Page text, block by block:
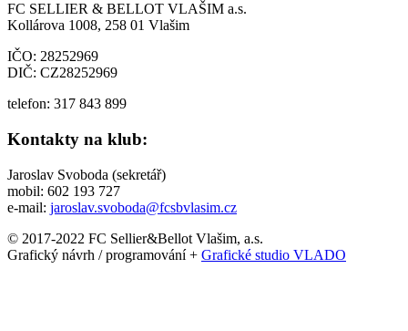
FC SELLIER & BELLOT VLAŠIM a.s.
Kollárova 1008, 258 01 Vlašim
IČO: 28252969
DIČ: CZ28252969
telefon: 317 843 899
Kontakty na klub:
Jaroslav Svoboda (sekretář)
mobil: 602 193 727
e-mail: jaroslav.svoboda@fcsbvlasim.cz
© 2017-2022 FC Sellier&Bellot Vlašim, a.s.
Grafický návrh / programování + Grafické studio VLADO